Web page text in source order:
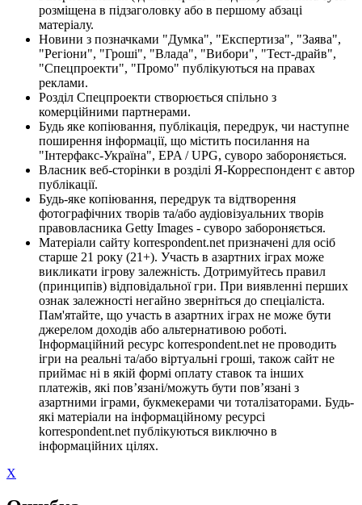
розміщена в підзаголовку або в першому абзаці
матеріалу.
Новини з позначками "Думка", "Експертиза", "Заява",
"Регіони", "Гроші", "Влада", "Вибори", "Тест-драйв",
"Спецпроекти", "Промо" публікуються на правах
реклами.
Розділ Спецпроекти створюється спільно з
комерційними партнерами.
Будь яке копіювання, публікація, передрук, чи наступне
поширення інформації, що містить посилання на
"Інтерфакс-Україна", EPA / UPG, суворо забороняється.
Власник веб-сторінки в розділі Я-Корреспондент є автор
публікації.
Будь-яке копіювання, передрук та відтворення
фотографічних творів та/або аудіовізуальних творів
правовласника Getty Images - суворо забороняється.
Матеріали сайту korrespondent.net призначені для осіб
старше 21 року (21+). Участь в азартних іграх може
викликати ігрову залежність. Дотримуйтесь правил
(принципів) відповідальної гри. При виявленні перших
ознак залежності негайно зверніться до спеціаліста.
Пам'ятайте, що участь в азартних іграх не може бути
джерелом доходів або альтернативою роботі.
Інформаційний ресурс korrespondent.net не проводить
ігри на реальні та/або віртуальні гроші, також сайт не
приймає ні в якій формі оплату ставок та інших
платежів, які пов’язані/можуть бути пов’язані з
азартними іграми, букмекерами чи тоталізаторами. Будь-
які матеріали на інформаційному ресурсі
korrespondent.net публікуються виключно в
інформаційних цілях.
X